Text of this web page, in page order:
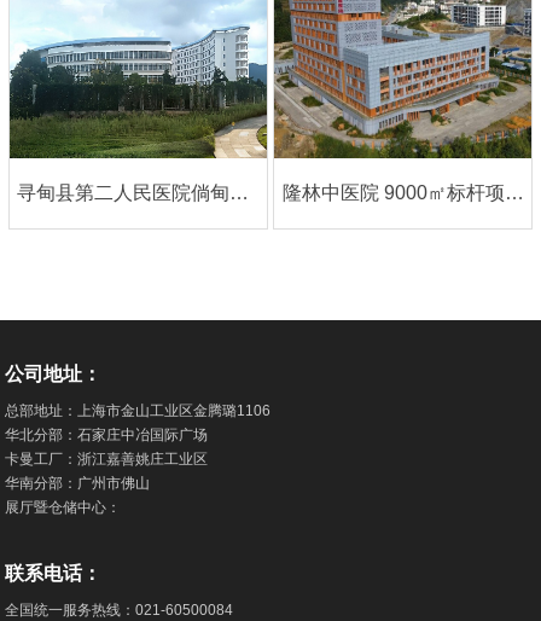
寻甸县第二人民医院倘甸分院｜中英双语案例 隆林中医院 9000㎡标杆项目，大巨龙塑胶地板成县域医疗选材范本
公司地址：
总部地址：上海市金山工业区金腾璐1106
华北分部：石家庄中冶国际广场
卡曼工厂：浙江嘉善姚庄工业区
华南分部：广州市佛山
展厅暨仓储中心：
联系电话：
全国统一服务热线：021-60500084